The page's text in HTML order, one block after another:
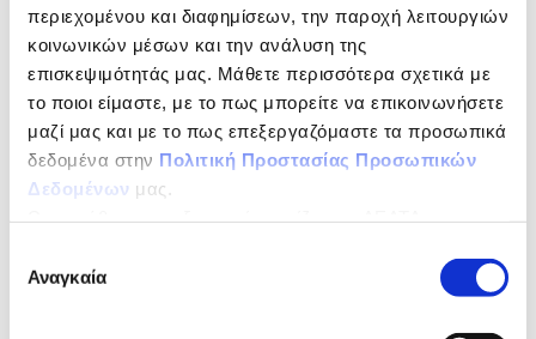
περιεχομένου και διαφημίσεων, την παροχή λειτουργιών
κοινωνικών μέσων και την ανάλυση της
επισκεψιμότητάς μας. Μάθετε περισσότερα σχετικά με
το ποιοι είμαστε, με το πως μπορείτε να επικοινωνήσετε
μαζί μας και με το πως επεξεργαζόμαστε τα προσωπικά
δεδομένα στην Πολιτική Προστασίας Προσωπικών
Δεδομένων μας.
συγκατάθεσης
Αναγκαία
καφέ
Εγγύηση για γλυκές & αλμυρές δημιουργίες!
Η σειρά Δέλτα Easy είναι αποτέλεσμα συνεργασίας
ανάμεσα στα τμήματα Έρευνας και Ανάπτυξης και του
Ποιοτικού Ελέγχου της ΔΕΛΤΑ καθώς και
διακεκριμένων επαγγελματιών στο χώρο της εστίασης.
Με αυτό τον τρόπο εξασφαλίζεται η υψηλή ποιότητα
ΔΙΑΤΡΟΦΙΚΗ ΔΗΛΩΣΗ
ανά 100ml